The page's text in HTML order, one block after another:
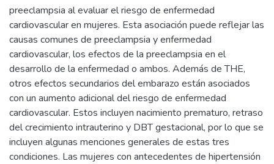
preeclampsia al evaluar el riesgo de enfermedad
cardiovascular en mujeres. Esta asociación puede reflejar las
causas comunes de preeclampsia y enfermedad
cardiovascular, los efectos de la preeclampsia en el
desarrollo de la enfermedad o ambos. Además de THE,
otros efectos secundarios del embarazo están asociados
con un aumento adicional del riesgo de enfermedad
cardiovascular. Estos incluyen nacimiento prematuro, retraso
del crecimiento intrauterino y DBT gestacional, por lo que se
incluyen algunas menciones generales de estas tres
condiciones. Las mujeres con antecedentes de hipertensión